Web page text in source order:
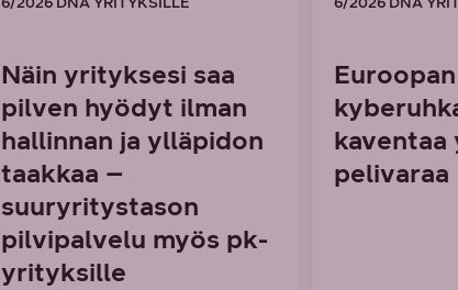
Näin yrityksesi saa
pilven hyödyt ilman
hallinnan ja ylläpidon
taakkaa –
suuryritystason
pilvipalvelu myös pk-
yrityksille
pelivaraa